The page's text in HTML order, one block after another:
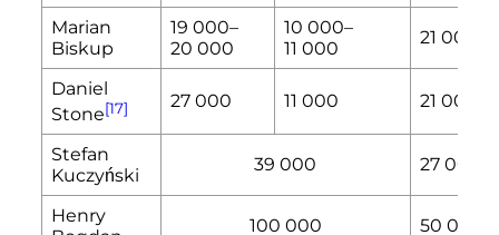
Marian
Biskup
19 000–
20 000
10 000–
11 000
21 000
Daniel
Stone[17] 27 000 11 000 21 000
Stefan
Kuczyński
39 000 27 000
Henry
100 000 50 000